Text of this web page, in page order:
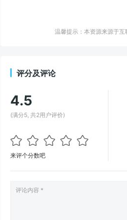
温馨提示：本资源来源于
评分及评论
4.5
(满分5, 共2用户评价)
来评个分数吧